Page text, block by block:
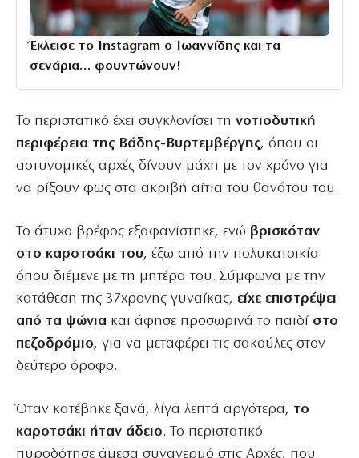
Έκλεισε το Instagram ο Ιωαννίδης και τα
σενάρια… φουντώνουν!
Το περιστατικό έχει συγκλονίσει τη νοτιοδυτική
περιφέρεια της Βάδης-Βυρτεμβέργης, όπου οι
αστυνομικές αρχές δίνουν μάχη με τον χρόνο για
να ρίξουν φως στα ακριβή αίτια του θανάτου του.
Το άτυχο βρέφος εξαφανίστηκε, ενώ βρισκόταν
στο καροτσάκι του, έξω από την πολυκατοικία
όπου διέμενε με τη μητέρα του. Σύμφωνα με την
κατάθεση της 37χρονης γυναίκας, είχε επιστρέψει
από τα ψώνια και άφησε προσωρινά το παιδί στο
πεζοδρόμιο, για να μεταφέρει τις σακούλες στον
δεύτερο όροφο.
Όταν κατέβηκε ξανά, λίγα λεπτά αργότερα, το
καροτσάκι ήταν άδειο. Το περιστατικό
πυροδότησε άμεσα συναγερμό στις Αρχές, που